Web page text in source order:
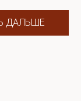
ДАЛЬШЕ